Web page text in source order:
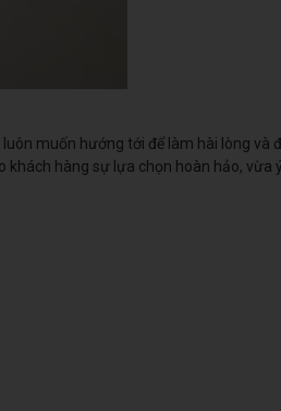
muốn hướng tới để làm hài lòng
hàng sự lựa chọn hoàn hảo, vừa